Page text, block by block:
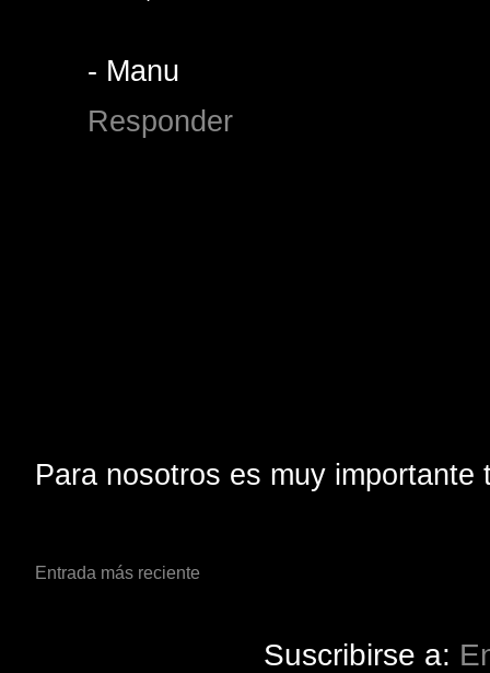
- Manu
Responder
Para nosotros es muy
Entrada más reciente
Suscribirse a: